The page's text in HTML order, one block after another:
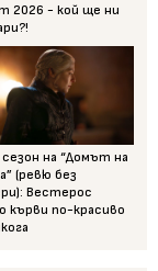
2026 - кой ще ни
на “Домът на
(ревю без
Вестерос
кърви по-красиво